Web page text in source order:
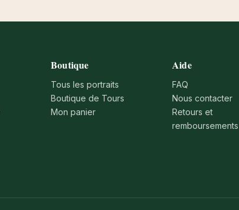
Boutique
Tous les portraits
Boutique de Tours
Mon panier
Aide
FAQ
Nous contacter
Retours et
remboursements